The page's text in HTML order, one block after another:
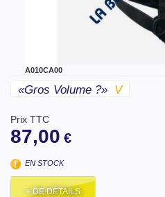
A010CA00
«gros Volume ?» V
Prix TTC
87,00 €
EN STOCK
+ DE DÉTAILS